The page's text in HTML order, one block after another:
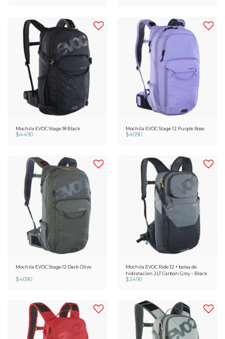
Mochila EVOC Stage 18 Black
$4490
Mochila EVOC Stage 12 Purple Rose
$4090
Mochila EVOC Stage 12 Dark Olive
$4090
Mochila EVOC Ride 12 + bolsa de
hidratacion 2LT Carbon Grey – Black
$3490